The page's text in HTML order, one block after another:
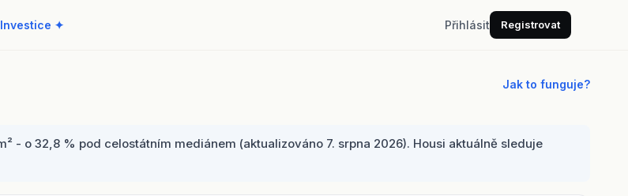
Investice ✦ Přihlásit Registrovat
Jak to funguje?
- o 32,8 % pod celostátním mediánem (aktualizováno 7. srpna 2026). Housi aktuálně sleduje